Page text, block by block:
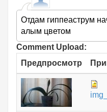
Отдам гиппеаструм
алым цветом
Comment Upload:
Предпросмотр